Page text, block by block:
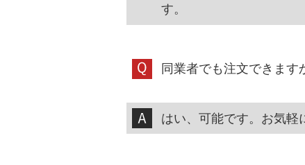
す。
同業者でも注文できます
はい、可能です。お気軽